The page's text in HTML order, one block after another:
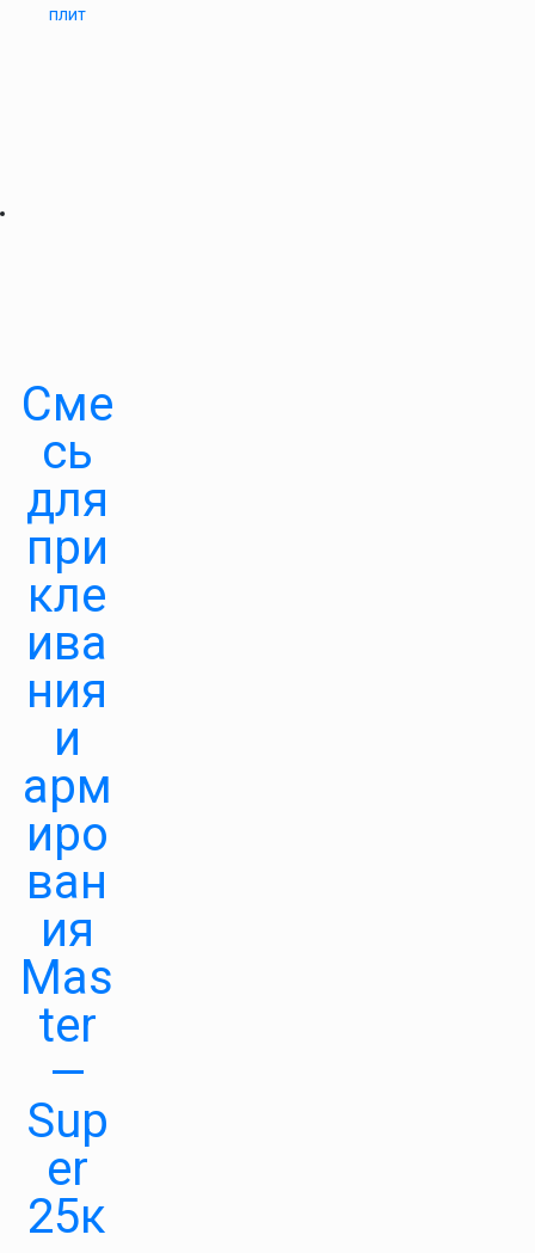
плит
Сме
сь
для
при
кле
ива
ния
и
арм
иро
ван
ия
Mas
ter
—
Sup
er
25к